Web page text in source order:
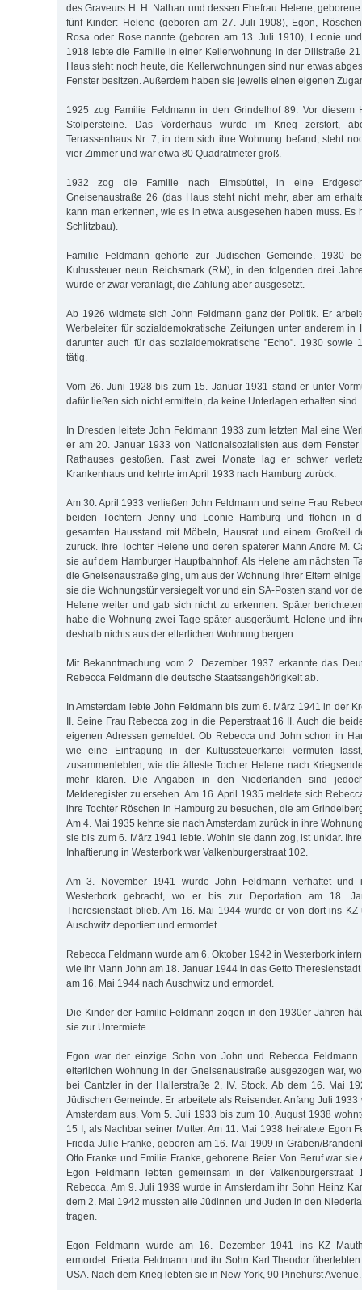
des Graveurs H. H. Nathan und dessen Ehefrau Helene,
fünf Kinder: Helene (geboren am 27. Juli 1908), Egon,
Rosa oder Rose nannte (geboren am 13. Juli 1910), Leonie
1918 lebte die Familie in einer Kellerwohnung in der Dillstraße
Haus steht noch heute, die Kellerwohnungen sind nur etwas
Fenster besitzen. Außerdem haben sie jeweils einen eigenen
1925 zog Familie Feldmann in den Grindelhof 89. Vor diesem
Stolpersteine. Das Vorderhaus wurde im Krieg zerstört,
Terrassenhaus Nr. 7, in dem sich ihre Wohnung befand, steht
vier Zimmer und war etwa 80 Quadratmeter groß.
1932 zog die Familie nach Eimsbüttel, in eine
Gneisenaustraße 26 (das Haus steht nicht mehr, aber am
kann man erkennen, wie es in etwa ausgesehen haben muss. Es
Schlitzbau).
Familie Feldmann gehörte zur Jüdischen Gemeinde. 1930
Kultussteuer neun Reichsmark (RM), in den folgenden drei
wurde er zwar veranlagt, die Zahlung aber ausgesetzt.
Ab 1926 widmete sich John Feldmann ganz der Politik. Er
Werbeleiter für sozialdemokratische Zeitungen unter anderem in
darunter auch für das sozialdemokratische "Echo". 1930 sowie
tätig.
Vom 26. Juni 1928 bis zum 15. Januar 1931 stand er unter
dafür ließen sich nicht ermitteln, da keine Unterlagen erhalten sind.
In Dresden leitete John Feldmann 1933 zum letzten Mal eine
er am 20. Januar 1933 von Nationalsozialisten aus dem
Rathauses gestoßen. Fast zwei Monate lag er schwer
Krankenhaus und kehrte im April 1933 nach Hamburg zurück.
Am 30. April 1933 verließen John Feldmann und seine Frau
beiden Töchtern Jenny und Leonie Hamburg und flohen in
gesamten Hausstand mit Möbeln, Hausrat und einem Großteil
zurück. Ihre Tochter Helene und deren späterer Mann Andre M.
sie auf dem Hamburger Hauptbahnhof. Als Helene am nächsten
die Gneisenaustraße ging, um aus der Wohnung ihrer Eltern
sie die Wohnungstür versiegelt vor und ein SA-Posten stand vor
Helene weiter und gab sich nicht zu erkennen. Später
habe die Wohnung zwei Tage später ausgeräumt. Helene und
deshalb nichts aus der elterlichen Wohnung bergen.
Mit Bekanntmachung vom 2. Dezember 1937 erkannte das
Rebecca Feldmann die deutsche Staatsangehörigkeit ab.
In Amsterdam lebte John Feldmann bis zum 6. März 1941 in der
II. Seine Frau Rebecca zog in die Peperstraat 16 II. Auch die
eigenen Adressen gemeldet. Ob Rebecca und John schon in
wie eine Eintragung in der Kultussteuerkartei vermuten
zusammenlebten, wie die älteste Tochter Helene nach
mehr klären. Die Angaben in den Niederlanden sind
Melderegister zu ersehen. Am 16. April 1935 meldete sich
ihre Tochter Röschen in Hamburg zu besuchen, die am
Am 4. Mai 1935 kehrte sie nach Amsterdam zurück in ihre
sie bis zum 6. März 1941 lebte. Wohin sie dann zog, ist unklar.
Inhaftierung in Westerbork war Valkenburgerstraat 102.
Am 3. November 1941 wurde John Feldmann verhaftet und
Westerbork gebracht, wo er bis zur Deportation am 18.
Theresienstadt blieb. Am 16. Mai 1944 wurde er von dort ins KZ
Auschwitz deportiert und ermordet.
Rebecca Feldmann wurde am 6. Oktober 1942 in Westerbork
wie ihr Mann John am 18. Januar 1944 in das Getto
am 16. Mai 1944 nach Auschwitz und ermordet.
Die Kinder der Familie Feldmann zogen in den 1930er-Jahren
sie zur Untermiete.
Egon war der einzige Sohn von John und Rebecca
elterlichen Wohnung in der Gneisenaustraße ausgezogen war,
bei Cantzler in der Hallerstraße 2, IV. Stock. Ab dem 16. Mai
Jüdischen Gemeinde. Er arbeitete als Reisender. Anfang Juli
Amsterdam aus. Vom 5. Juli 1933 bis zum 10. August 1938
15 I, als Nachbar seiner Mutter. Am 11. Mai 1938 heiratete Egon
Frieda Julie Franke, geboren am 16. Mai 1909 in Gräben/
Otto Franke und Emilie Franke, geborene Beier. Von Beruf war sie
Egon Feldmann lebten gemeinsam in der Valkenburgerstraat
Rebecca. Am 9. Juli 1939 wurde in Amsterdam ihr Sohn Heinz
dem 2. Mai 1942 mussten alle Jüdinnen und Juden in den
tragen.
Egon Feldmann wurde am 16. Dezember 1941 ins KZ
ermordet. Frieda Feldmann und ihr Sohn Karl Theodor
USA. Nach dem Krieg lebten sie in New York, 90 Pinehurst Avenue.